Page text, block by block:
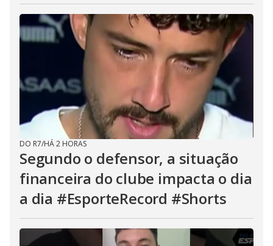
DO R7/HÁ 2 HORAS
Segundo o defensor, a situação
financeira do clube impacta o dia
a dia #EsporteRecord #Shorts